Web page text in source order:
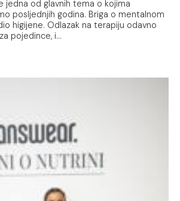
jedna od glavnih tema o kojima
posljednjih godina. Briga o mentalnom
higijene. Odlazak na terapiju odavno
pojedince, i...